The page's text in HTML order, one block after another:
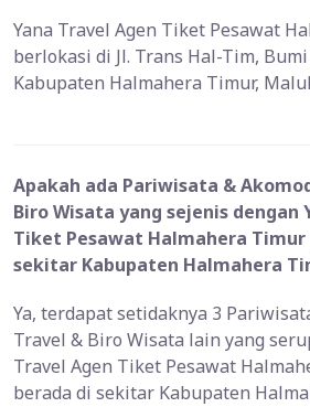
Yana Travel Agen Tiket Pesawat
berlokasi di Jl. Trans Hal-Tim,
Kabupaten Halmahera Timur,
Apakah ada Pariwisata &
Biro Wisata yang sejenis dengan
Tiket Pesawat Halmahera Timur
sekitar Kabupaten Halmahera
Ya, terdapat setidaknya 3
Travel & Biro Wisata lain yang
Travel Agen Tiket Pesawat
berada di sekitar Kabupaten